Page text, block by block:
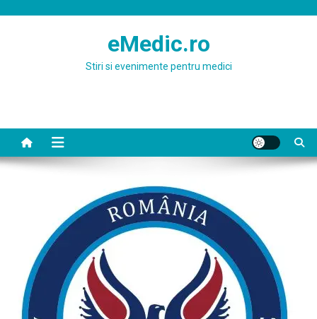
eMedic.ro
Stiri si evenimente pentru medici